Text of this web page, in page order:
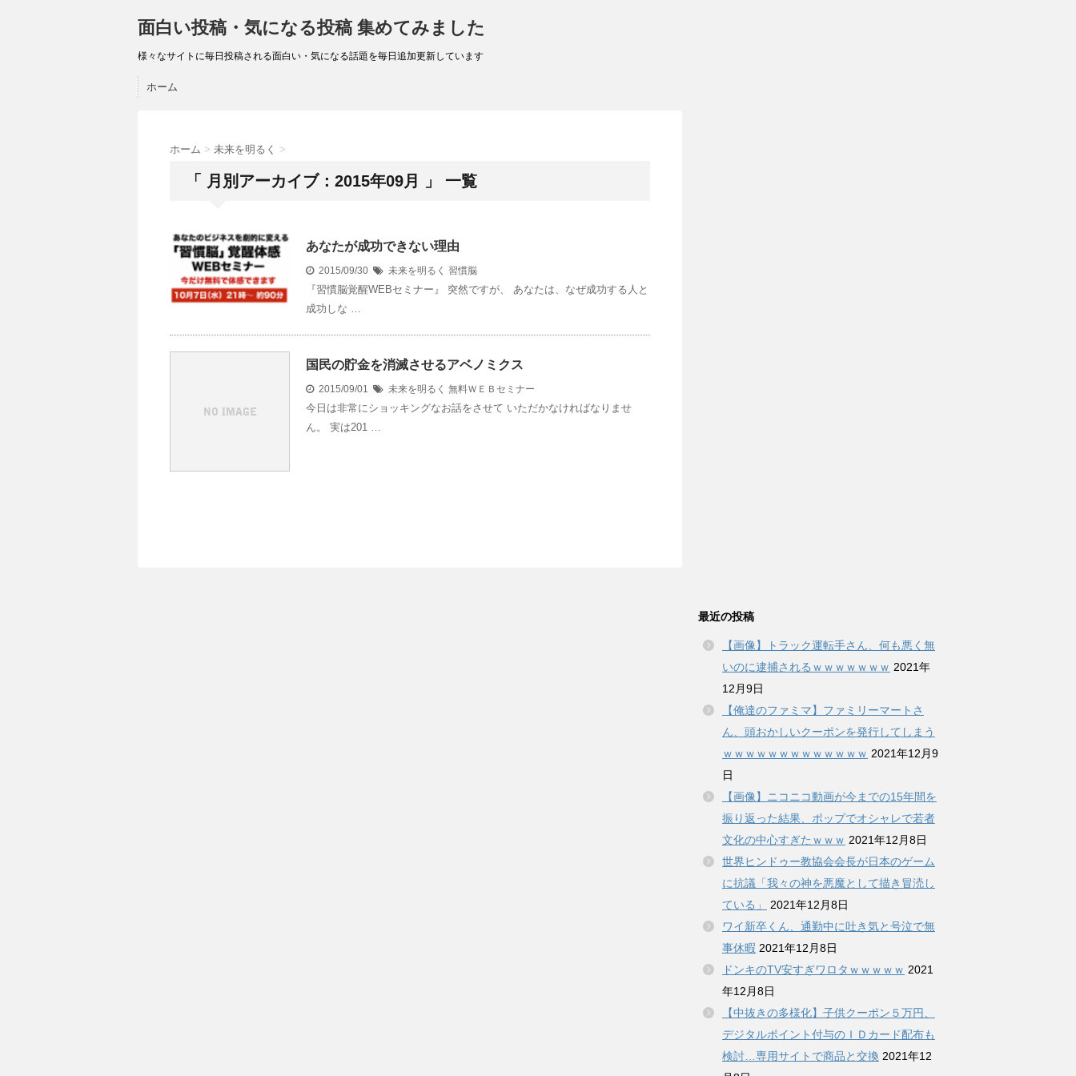
面白い投稿・気になる投稿 集めてみました
様々なサイトに毎日投稿される面白い・気になる話題を毎日追加更新しています
ホーム
ホーム > 未来を明るく >
「 月別アーカイブ：2015年09月 」 一覧
あなたが成功できない理由
2015/09/30 未来を明るく 習慣脳
『習慣脳覚醒WEBセミナー』 突然ですが、 あなたは、なぜ成功する人と
成功しな …
国民の貯金を消滅させるアベノミクス
2015/09/01 未来を明るく 無料ＷＥＢセミナー
今日は非常にショッキングなお話をさせて いただかなければなりませ
ん。 実は201 …
最近の投稿
【画像】トラック運転手さん、何も悪く無
いのに逮捕されるｗｗｗｗｗｗｗ 2021年
12月9日
【俺達のファミマ】ファミリーマートさ
ん、頭おかしいクーポンを発行してしまう
ｗｗｗｗｗｗｗｗｗｗｗｗｗ 2021年12月9
日
【画像】ニコニコ動画が今までの15年間を
振り返った結果、ポップでオシャレで若者
文化の中心すぎたｗｗｗ 2021年12月8日
世界ヒンドゥー教協会会長が日本のゲーム
に抗議「我々の神を悪魔として描き冒涜し
ている」
2021年12月8日
ワイ新卒くん、通勤中に吐き気と号泣で無
事休暇 2021年12月8日
ドンキのTV安すぎワロタｗｗｗｗｗ 2021
年12月8日
【中抜きの多様化】子供クーポン５万円、
デジタルポイント付与のＩＤカード配布も
検討…専用サイトで商品と交換 2021年12